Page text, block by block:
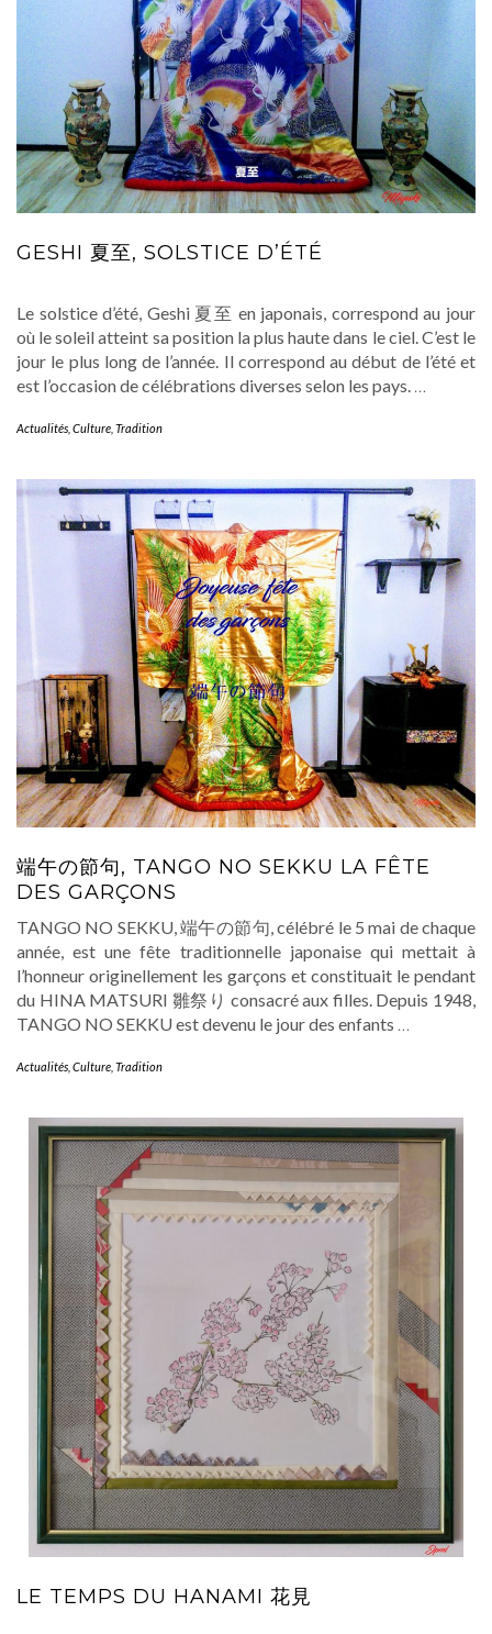
GESHI 夏至, SOLSTICE D’ÉTÉ
Le solstice d’été, Geshi 夏至 en japonais, correspond au jour
où le soleil atteint sa position la plus haute dans le ciel. C’est le
jour le plus long de l’année. Il correspond au début de l’été et
est l’occasion de célébrations diverses selon les pays.
Actualités Culture Tradition
端午の節句, TANGO NO SEKKU LA FÊTE
DES GARÇONS
TANGO NO SEKKU, 端午の節句, célébré le 5 mai de chaque
année, est une fête traditionnelle japonaise qui mettait à
l’honneur originellement les garçons et constituait le pendant
du HINA MATSURI 雛祭り consacré aux filles. Depuis 1948,
TANGO NO SEKKU est devenu le jour des enfants …
Actualités Culture Tradition
LE TEMPS DU HANAMI 花見